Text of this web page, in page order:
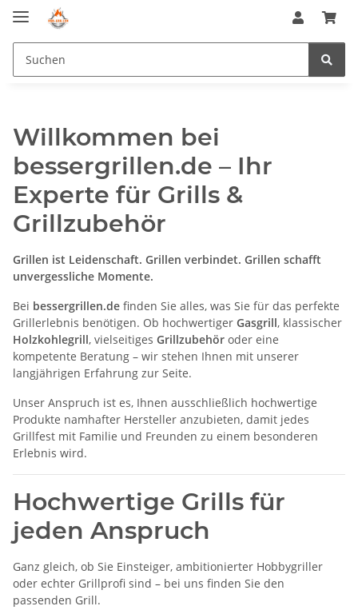
Willkommen bei
bessergrillen.de – Ihr
Experte für Grills &
Grillzubehör
Grillen ist Leidenschaft. Grillen verbindet. Grillen schafft
unvergessliche Momente.
Bei bessergrillen.de finden Sie alles, was Sie für das perfekte
Grillerlebnis benötigen. Ob hochwertiger Gasgrill, klassischer
Holzkohlegrill, vielseitiges Grillzubehör oder eine
kompetente Beratung – wir stehen Ihnen mit unserer
langjährigen Erfahrung zur Seite.
Unser Anspruch ist es, Ihnen ausschließlich hochwertige
Produkte namhafter Hersteller anzubieten, damit jedes
Grillfest mit Familie und Freunden zu einem besonderen
Erlebnis wird.
Hochwertige Grills für
jeden Anspruch
Ganz gleich, ob Sie Einsteiger, ambitionierter Hobbygriller
oder echter Grillprofi sind – bei uns finden Sie den
passenden Grill.